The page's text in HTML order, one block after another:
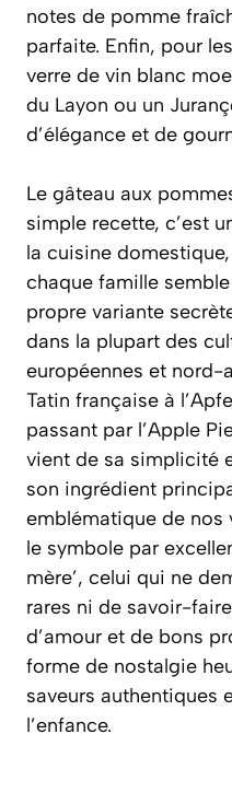
notes de pomme
parfaite. Enfin, pour
verre de vin blanc
du Layon ou un
d’élégance et de
Le gâteau aux
simple recette, c’est
la cuisine
chaque famille
propre variante
dans la plupart des
européennes et nord-
Tatin française à l’
passant par l’Apple
vient de sa simplicité
son ingrédient
emblématique de nos
le symbole par
mère’, celui qui ne
rares ni de savoir-
d’amour et de bons
forme de nostalgie
saveurs authentiques
l’enfance.